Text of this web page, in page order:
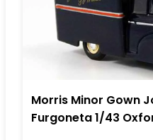
Morris Minor Gown
Furgoneta 1/43